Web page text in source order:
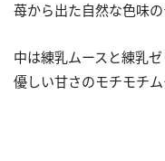
苺から出た自然な色味
中は練乳ムースと練乳
優しい甘さのモチモチム